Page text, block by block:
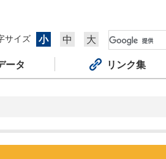
サイズ
小 中 大
ータ リンク集